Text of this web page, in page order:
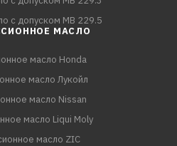
с допуском MB 229.5
МАСЛО
масло Honda
масло Лукойл
масло Nissan
масло Liqui Moly
масло ZIC